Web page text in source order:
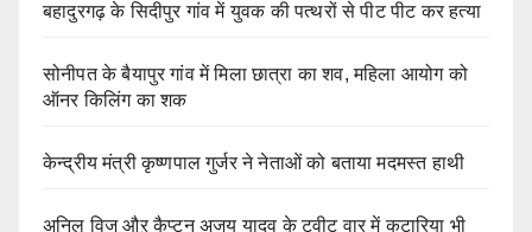
बहादुरगढ़ के सिदीपुर गांव में युवक की पत्थरों से पीट पीट कर हत्या
सोनीपत के बैयापुर गांव में मिला छात्रा का शव, महिला आयोग को
ऑनर किलिंग का शक
केन्द्रीय मंत्री कृष्णपाल गुर्जर ने नेताओं को बताया मदमस्त हाथी
अनिल विज औऱ कैप्टन अजय यादव के ट्वीट वार में कटारिया भी